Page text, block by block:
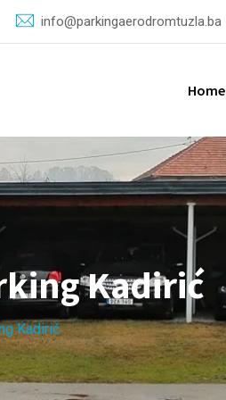
info@parkingaerodromtuzla.ba
Home
Kadirić
Kadirić